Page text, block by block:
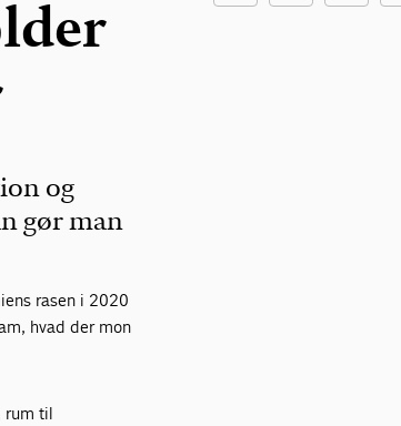
og
gør man
rasen i 2020
hvad der mon
rum til